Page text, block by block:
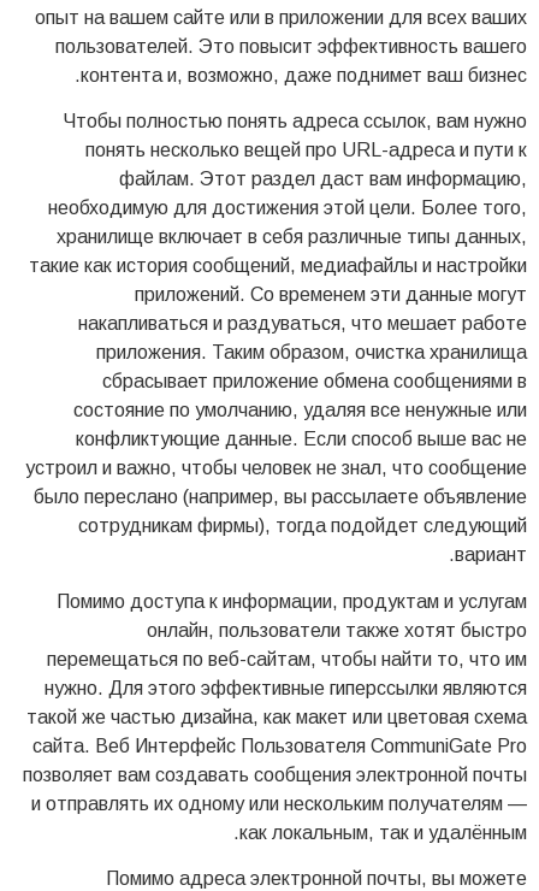
опыт на вашем сайте или в приложении для всех ваших
пользователей. Это повысит эффективность вашего
контента и, возможно, даже поднимет ваш бизнес.
Чтобы полностью понять адреса ссылок, вам нужно
понять несколько вещей про URL-адреса и пути к
файлам. Этот раздел даст вам информацию,
необходимую для достижения этой цели. Более того,
хранилище включает в себя различные типы данных,
такие как история сообщений, медиафайлы и настройки
приложений. Со временем эти данные могут
накапливаться и раздуваться, что мешает работе
приложения. Таким образом, очистка хранилища
сбрасывает приложение обмена сообщениями в
состояние по умолчанию, удаляя все ненужные или
конфликтующие данные. Если способ выше вас не
устроил и важно, чтобы человек не знал, что сообщение
было переслано (например, вы рассылаете объявление
сотрудникам фирмы), тогда подойдет следующий
вариант.
Помимо доступа к информации, продуктам и услугам
онлайн, пользователи также хотят быстро
перемещаться по веб-сайтам, чтобы найти то, что им
нужно. Для этого эффективные гиперссылки являются
такой же частью дизайна, как макет или цветовая схема
сайта. Веб Интерфейс Пользователя CommuniGate Pro
позволяет вам создавать сообщения электронной почты
и отправлять их одному или нескольким получателям —
как локальным, так и удалённым.
Помимо адреса электронной почты, вы можете